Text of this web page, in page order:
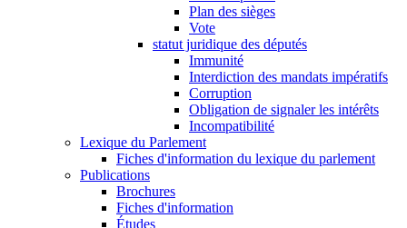
Plan des sièges
Vote
statut juridique des députés
Immunité
Interdiction des mandats impératifs
Corruption
Obligation de signaler les intérêts
Incompatibilité
Lexique du Parlement
Fiches d'information du lexique du parlement
Publications
Brochures
Fiches d'information
Études